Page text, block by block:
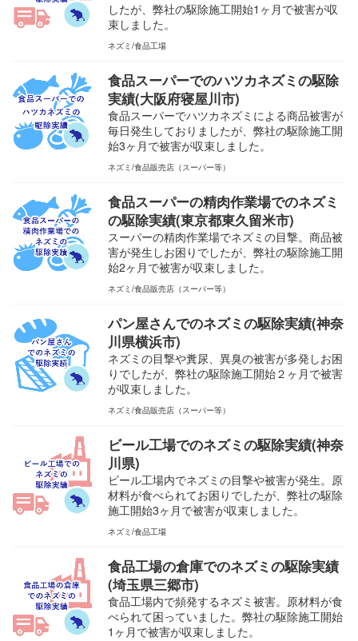
したが、弊社の駆除施工開始1ヶ月で被害が収
束しました。
ネズミ 食品工場
食品スーパーでのハツカネズミの駆除
実績(大阪府寝屋川市)
食品スーパーでハツカネズミによる商品被害が
毎日発生しておりましたが、弊社の駆除施工開
始3ヶ月で被害が収束しました。
ネズミ 食品販売店（スーパー等）
食品スーパーの精肉作業場でのネズミ
の駆除実績(東京都東久留米市)
スーパーの精肉作業場でネズミの目撃。商品被
害が発生しお困りでしたが、弊社の駆除施工開
始2ヶ月で被害が収束しました。
ネズミ 食品販売店（スーパー等）
パン屋さんでのネズミの駆除実績(神奈
川県横浜市)
ネズミの目撃や糞尿、異臭の被害が多発しお困
りでしたが、弊社の駆除施工開始２ヶ月で被害
が収束しました。
ネズミ 食品販売店（スーパー等）
ビール工場でのネズミの駆除実績(神奈
川県)
ビール工場内でネズミの目撃や被害が発生。原
材料が食べられてお困りでしたが、弊社の駆除
施工開始3ヶ月で被害が収束しました。
ネズミ 食品工場
食品工場の倉庫でのネズミの駆除実績
(埼玉県三郷市)
食品工場内で頻発するネズミ被害。原材料が食
べられて困っていました。弊社の駆除施工開始
1ヶ月で被害が収束しました。